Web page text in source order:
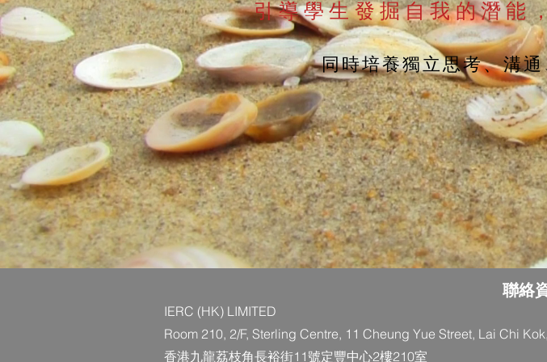
引導學生發掘自我的潛能
同時培養獨立思考、溝
聯絡
IERC (HK) LIMITED
Room 210, 2/F, Sterling Centre, 11 Cheung Yue Street, Lai Chi
香港九龍荔枝角長裕街11號定豐中心2樓210室